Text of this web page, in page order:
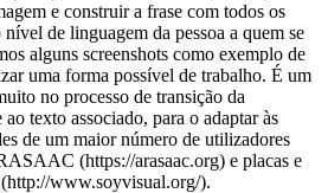
e construir a frase com todos os
de linguagem da pessoa a quem se
alguns screenshots como exemplo de
uma forma possível de trabalho. É um
no processo de transição da
texto associado, para o adaptar às
de um maior número de utilizadores
(https://arasaac.org) e placas e
www.soyvisual.org/).